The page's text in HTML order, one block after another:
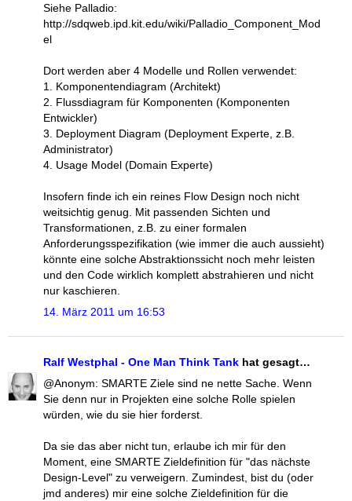
Siehe Palladio:
http://sdqweb.ipd.kit.edu/wiki/Palladio_Component_Mod
el
Dort werden aber 4 Modelle und Rollen verwendet:
1. Komponentendiagram (Architekt)
2. Flussdiagram für Komponenten (Komponenten
Entwickler)
3. Deployment Diagram (Deployment Experte, z.B.
Administrator)
4. Usage Model (Domain Experte)
Insofern finde ich ein reines Flow Design noch nicht
weitsichtig genug. Mit passenden Sichten und
Transformationen, z.B. zu einer formalen
Anforderungsspezifikation (wie immer die auch aussieht)
könnte eine solche Abstraktionssicht noch mehr leisten
und den Code wirklich komplett abstrahieren und nicht
nur kaschieren.
14. März 2011 um 16:53
Ralf Westphal - One Man Think Tank hat gesagt…
@Anonym: SMARTE Ziele sind ne nette Sache. Wenn
Sie denn nur in Projekten eine solche Rolle spielen
würden, wie du sie hier forderst.
Da sie das aber nicht tun, erlaube ich mir für den
Moment, eine SMARTE Zieldefinition für "das nächste
Design-Level" zu verweigern. Zumindest, bist du (oder
jmd anderes) mir eine solche Zieldefinition für die